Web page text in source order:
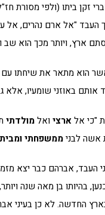
זקן ביתו (ולפי מסורת
"אל ארם נהרים, אל
ארץ, ויותר מכך הוא שב
הוא מתאר את שיחתו עם
אותם באוזני שומעיו,
"כי אלארציואלמולדתי
אשה לבניממשפחתי
העבד, אברהם כבר יצא
בהיותו בן מאה שנה
החדשה. לא כן בעיני